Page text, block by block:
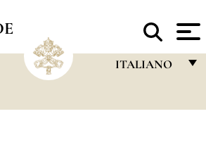
ITALIANO